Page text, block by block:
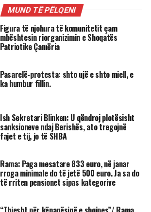
MUND TË PËLQENI
Figura të njohura të komunitetit çam
mbështesin riorganizimin e Shoqatës
Patriotike Çamëria
Pasarelë-protesta: shto ujë e shto miell, e
ka humbur fillin.
Ish Sekretari Blinken: U qëndroj plotësisht
sanksioneve ndaj Berishës, ato tregojnë
fajet e tij, jo të SHBA
Rama: Paga mesatare 833 euro, në janar
rroga minimale do të jetë 500 euro. Ja sa do
të rriten pensionet sipas kategorive